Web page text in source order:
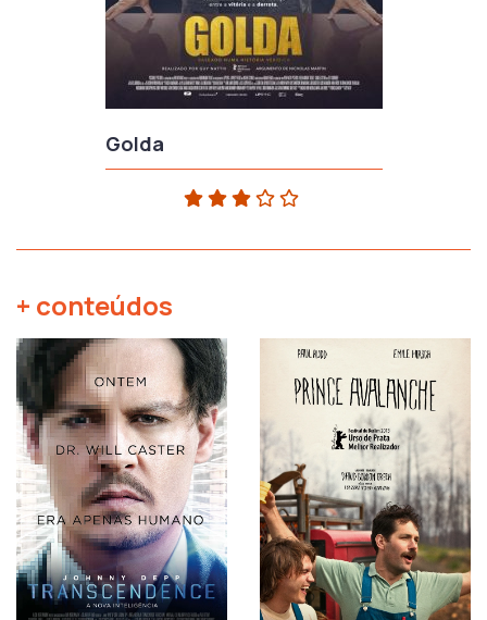
Golda
+ conteúdos